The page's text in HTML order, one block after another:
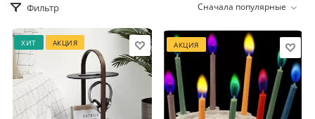
Фильтр Сначала популярные
ХИТ АКЦИЯ АКЦИЯ